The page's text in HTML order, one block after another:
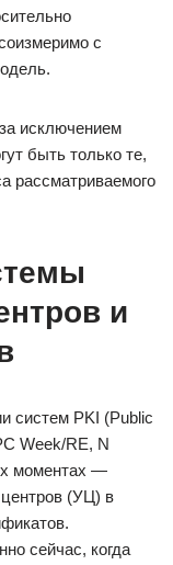
с
исключением
быть только те,
рассматриваемого
и
систем PKI (Public
Week/RE, N
моментах —
(УЦ) в
сейчас, когда